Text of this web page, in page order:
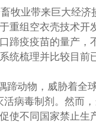
牧业带来巨大经
重组空衣壳技术
蹄疫疫苗的量产
梳理并比较目
动物，威胁着
病毒制剂。然而
使不同国家禁止